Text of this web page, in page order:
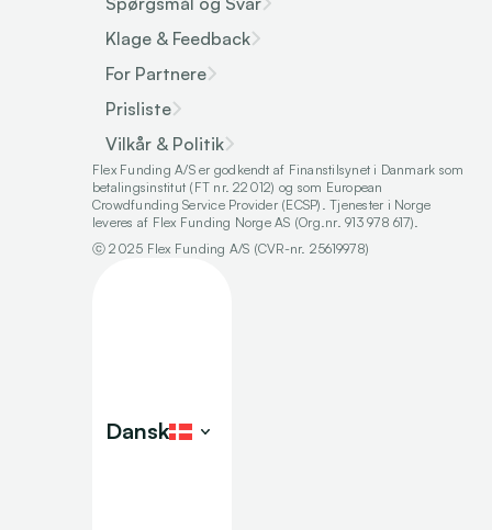
Klage & Feedback
For Partnere
Prisliste
Vilkår & Politik
Flex Funding A/S er godkendt af Finanstilsynet i Danmark som
betalingsinstitut (FT nr. 22012) og som European
Crowdfunding Service Provider (ECSP). Tjenester i Norge
leveres af Flex Funding Norge AS (Org.nr. 913 978 617).
ⓒ 2025 Flex Funding A/S (CVR-nr. 25619978)
Dansk